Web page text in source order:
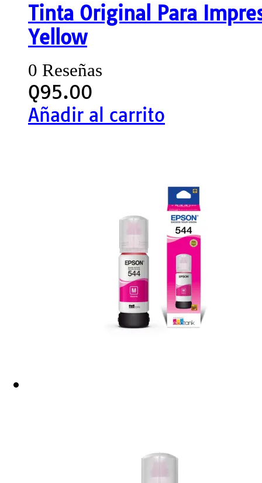
Tinta Original Para
Yellow
0 Reseñas
Q95.00
Añadir al carrito